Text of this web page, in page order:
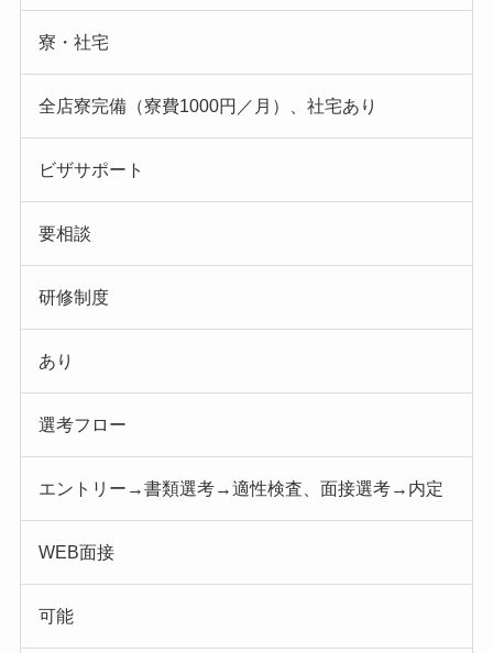
寮・社宅
全店寮完備（寮費1000円／月）、社宅あり
ビザサポート
要相談
研修制度
あり
選考フロー
エントリー→書類選考→適性検査、面接選考→内定
WEB面接
可能